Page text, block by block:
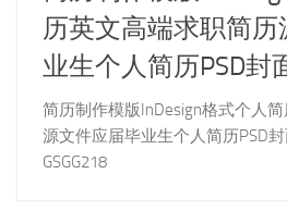
历英文高端求职简
业生个人简历PSD封
简历制作模版InDesign格式个人
源文件应届毕业生个人简历PSD
GSGG218